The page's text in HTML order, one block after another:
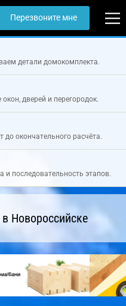
Перезвоните мне
детали домокомплекта.
дверей и перегородок.
окончательного расчёта.
и последовательность этапов.
Новороссийске